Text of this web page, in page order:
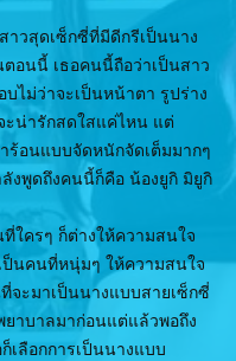
าวสุดเซ็กซี่ที่มีดีกรีเป็นนาง
อนนี้ เธอคนนี้ถือว่าเป็นสาว
ไม่ว่าจะเป็นหน้าตา รูปร่าง
น่ารักสดใสแค่ไหน แต่
ร้อนแบบจัดหนักจัดเต็มมากๆ
งพูดถึงคนนี้ก็คือ น้องยูกิ มิยูกิ
ใครๆ ก็ต่างให้ความสนใจ
ป็นคนที่หนุ่มๆ ให้ความสนใจ
จะมาเป็นนางแบบสายเซ็กซี่
าบาลมาก่อนแต่แล้วพอถึง
เลือกการเป็นนางแบบ